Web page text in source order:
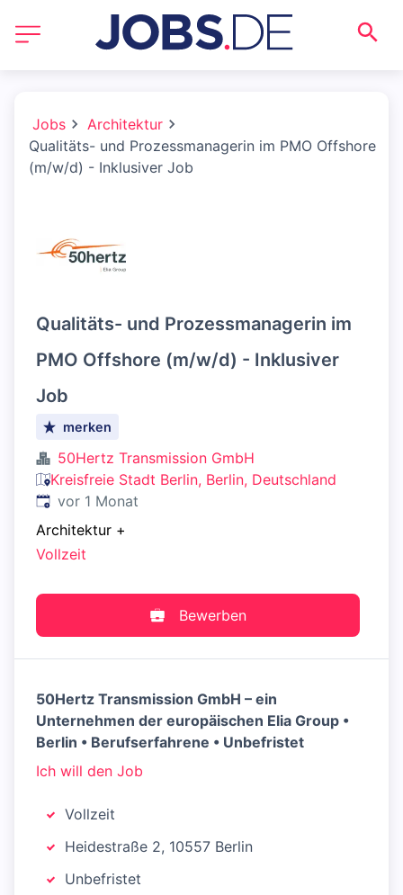
Jobs
Architektur
Qualitäts- und Prozessmanagerin im PMO Offshore
(m/w/d) - Inklusiver Job
Qualitäts- und Prozessmanagerin im
PMO Offshore (m/w/d) - Inklusiver
Job
merken
50Hertz Transmission GmbH
Kreisfreie Stadt Berlin, Berlin, Deutschland
Veröffentlicht:
vor 1 Monat
Architektur +
Vollzeit
Bewerben
50Hertz Transmission GmbH – ein
Unternehmen der europäischen Elia Group •
Berlin • Berufserfahrene • Unbefristet
Ich will den Job
Vollzeit
Heidestraße 2, 10557 Berlin
Unbefristet